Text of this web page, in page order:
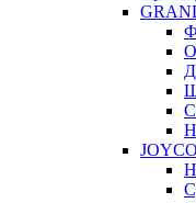
JOYCO